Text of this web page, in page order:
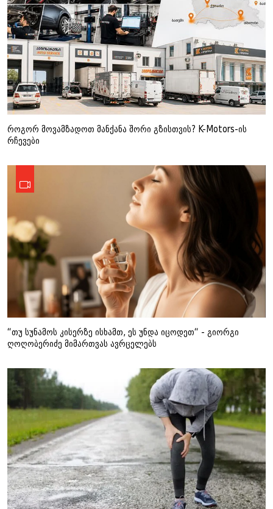
როგორ მოვამზადოთ მანქანა შორი გზისთვის? K-Motors-ის
რჩევები
“თუ სუნამოს კისერზე ისხამთ, ეს უნდა იცოდეთ“ - გიორგი
ღოღობერიძე მიმართვას ავრცელებს